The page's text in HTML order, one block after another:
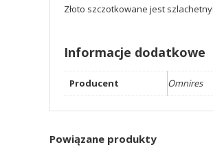
Złoto szczotkowane jest
Informacje dodatkowe
Producent Omnires
Powiązane produkty